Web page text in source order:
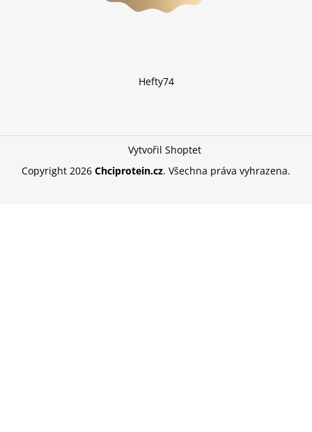
Hefty74
Vytvořil Shoptet
Copyright 2026 Chciprotein.cz. Všechna práva vyhrazena.